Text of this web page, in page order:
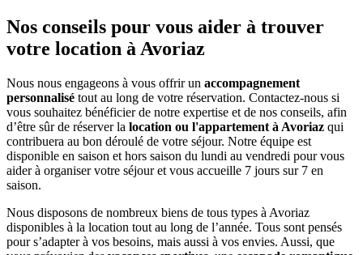
Nos conseils pour vous aider à trouver
votre location à Avoriaz
Nous nous engageons à vous offrir un accompagnement
personnalisé tout au long de votre réservation. Contactez-nous si
vous souhaitez bénéficier de notre expertise et de nos conseils, afin
d’être sûr de réserver la location ou l'appartement à Avoriaz qui
contribuera au bon déroulé de votre séjour. Notre équipe est
disponible en saison et hors saison du lundi au vendredi pour vous
aider à organiser votre séjour et vous accueille 7 jours sur 7 en
saison.
Nous disposons de nombreux biens de tous types à Avoriaz
disponibles à la location tout au long de l’année. Tous sont pensés
pour s’adapter à vos besoins, mais aussi à vos envies. Aussi, que